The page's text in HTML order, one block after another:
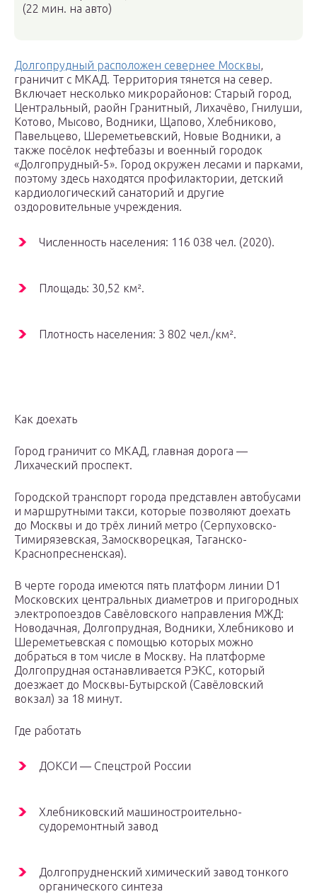
(22 мин. на авто)
Долгопрудный расположен севернее Москвы,
граничит с МКАД. Территория тянется на север.
Включает несколько микрорайонов: Старый город,
Центральный, раойн Гранитный, Лихачёво, Гнилуши,
Котово, Мысово, Водники, Щапово, Хлебниково,
Павельцево, Шереметьевский, Новые Водники, а
также посёлок нефтебазы и военный городок
«Долгопрудный-5». Город окружен лесами и парками,
поэтому здесь находятся профилактории, детский
кардиологический санаторий и другие
оздоровительные учреждения.
Численность населения: 116 038 чел. (2020).
Площадь: 30,52 км².
Плотность населения: 3 802 чел./км².
Как доехать
Город граничит со МКАД, главная дорога —
Лихаческий проспект.
Городской транспорт города представлен автобусами
и маршрутными такси, которые позволяют доехать
до Москвы и до трёх линий метро (Серпуховско-
Тимирязевская, Замоскворецкая, Таганско-
Краснопресненская).
В черте города имеются пять платформ линии D1
Московских центральных диаметров и пригородных
электропоездов Савёловского направления МЖД:
Новодачная, Долгопрудная, Водники, Хлебниково и
Шереметьевская с помощью которых можно
добраться в том числе в Москву. На платформе
Долгопрудная останавливается РЭКС, который
доезжает до Москвы-Бутырской (Савёловский
вокзал) за 18 минут.
Где работать
ДОКСИ — Спецстрой России
Хлебниковский машиностроительно-
судоремонтный завод
Долгопрудненский химический завод тонкого
органического синтеза